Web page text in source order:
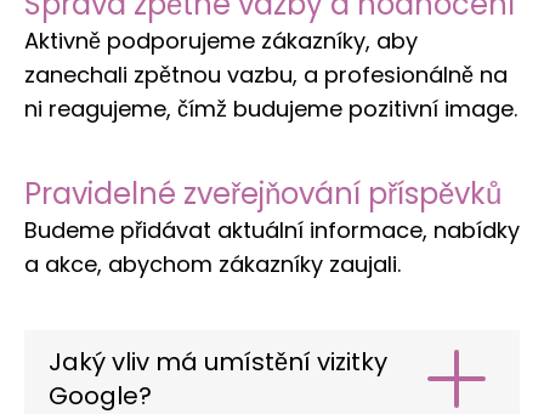
Aktivně podporujeme zákazníky, aby
zanechali zpětnou vazbu, a profesionálně na
ni reagujeme, čímž budujeme pozitivní image.
Pravidelné zveřejňování příspěvků
Budeme přidávat aktuální informace, nabídky
a akce, abychom zákazníky zaujali.
Jaký vliv má umístění vizitky
Google?